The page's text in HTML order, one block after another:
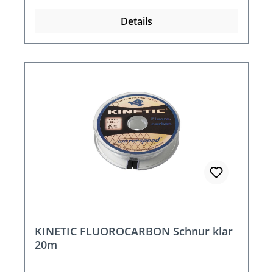
Details
KINETIC FLUOROCARBON Schnur klar
20m